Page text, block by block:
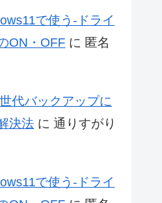
で使う-ドライ
ON・OFF に 匿名
代バックアップに
決法 に 通りすがり
で使う-ドライ